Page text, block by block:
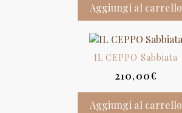
Aggiungi al carrello
IL CEPPO Sabbiata
210,00€
Aggiungi al carrello